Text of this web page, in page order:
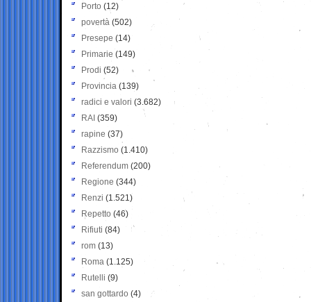
Porto (12)
povertà (502)
Presepe (14)
Primarie (149)
Prodi (52)
Provincia (139)
radici e valori (3.682)
RAI (359)
rapine (37)
Razzismo (1.410)
Referendum (200)
Regione (344)
Renzi (1.521)
Repetto (46)
Rifiuti (84)
rom (13)
Roma (1.125)
Rutelli (9)
san gottardo (4)